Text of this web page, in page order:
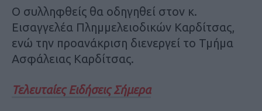
Ο συλληφθείς θα οδηγηθεί στον κ.
Εισαγγελέα Πλημμελειοδικών Καρδίτσας,
ενώ την προανάκριση διενεργεί το Τμήμα
Ασφάλειας Καρδίτσας.
Τελευταίες Ειδήσεις Σήμερα